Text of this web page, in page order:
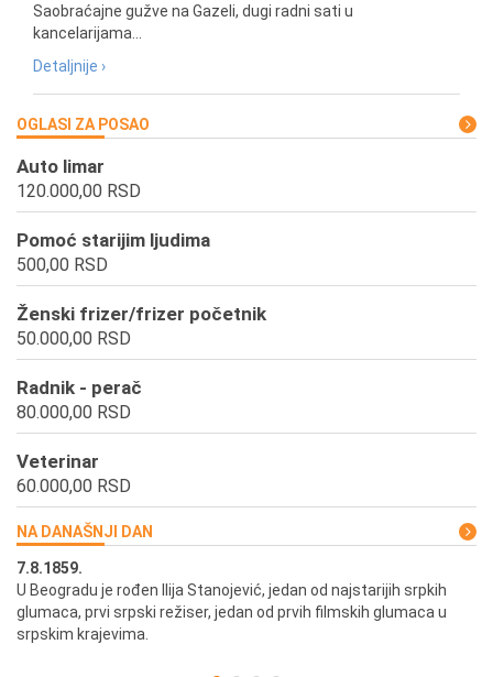
Saobraćajne gužve na Gazeli, dugi radni sati u
kancelarijama...
Detaljnije ›
OGLASI ZA POSAO
Auto limar
120.000,00 RSD
Pomoć starijim ljudima
500,00 RSD
Ženski frizer/frizer početnik
50.000,00 RSD
Radnik - perač
80.000,00 RSD
Veterinar
60.000,00 RSD
NA DANAŠNJI DAN
7.8.1859.
U Beogradu je rođen Ilija Stanojević, jedan od najstarijih srpkih
glumaca, prvi srpski režiser, jedan od prvih filmskih glumaca u
srpskim krajevima.